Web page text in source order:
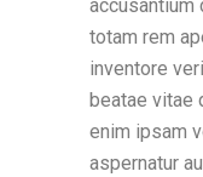
accusantium
totam rem
inventore
beatae vitae
enim ipsam
aspernatur